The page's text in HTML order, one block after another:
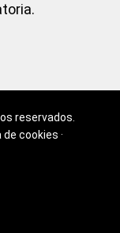
reservados.
de cookies ·